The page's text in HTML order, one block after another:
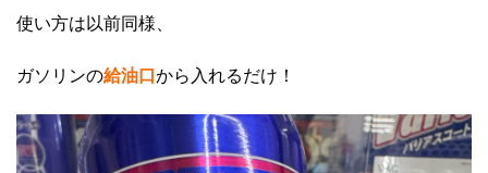
使い方は以前同様、
ガソリンの給油口から入れるだけ！